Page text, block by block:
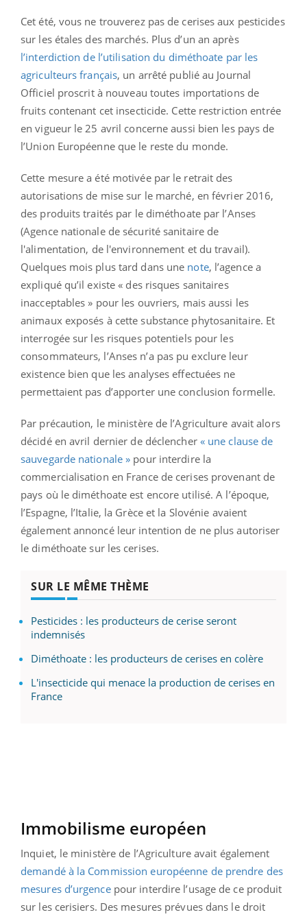
Cet été, vous ne trouverez pas de cerises aux pesticides
sur les étales des marchés. Plus d’un an après
l’interdiction de l’utilisation du diméthoate par les
agriculteurs français, un arrêté publié au Journal
Officiel proscrit à nouveau toutes importations de
fruits contenant cet insecticide. Cette restriction entrée
en vigueur le 25 avril concerne aussi bien les pays de
l’Union Européenne que le reste du monde.
Cette mesure a été motivée par le retrait des
autorisations de mise sur le marché, en février 2016,
des produits traités par le diméthoate par l’Anses
(Agence nationale de sécurité sanitaire de
l'alimentation, de l'environnement et du travail).
Quelques mois plus tard dans une note, l’agence a
expliqué qu’il existe « des risques sanitaires
inacceptables » pour les ouvriers, mais aussi les
animaux exposés à cette substance phytosanitaire. Et
interrogée sur les risques potentiels pour les
consommateurs, l’Anses n’a pas pu exclure leur
existence bien que les analyses effectuées ne
permettaient pas d’apporter une conclusion formelle.
Par précaution, le ministère de l’Agriculture avait alors
décidé en avril dernier de déclencher « une clause de
sauvegarde nationale » pour interdire la
commercialisation en France de cerises provenant de
pays où le diméthoate est encore utilisé. A l’époque,
l’Espagne, l’Italie, la Grèce et la Slovénie avaient
également annoncé leur intention de ne plus autoriser
le diméthoate sur les cerises.
SUR LE MÊME THÈME
Pesticides : les producteurs de cerise seront
indemnisés
Diméthoate : les producteurs de cerises en colère
L'insecticide qui menace la production de cerises en
France
Immobilisme européen
Inquiet, le ministère de l’Agriculture avait également
demandé à la Commission européenne de prendre des
mesures d’urgencepour interdire l’usage de ce produit
sur les cerisiers. Des mesures prévues dans le droit